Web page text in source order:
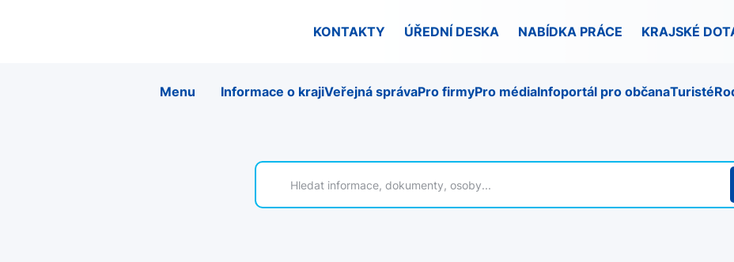
KONTAKTY ÚŘEDNÍ DESKA NABÍDKA PRÁCE KRAJSKÉ
Menu Informace o krajiVeřejná správaPro firmyPro médiaInfoportál pro občanaTuristé